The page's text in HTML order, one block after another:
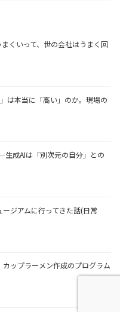
くいって、世の会社はうまく回
は本当に「高い」のか。現場の
成AIは「別次元の自分」との
ージアムに行ってきた話(日常
カップラーメン作成のプログラム